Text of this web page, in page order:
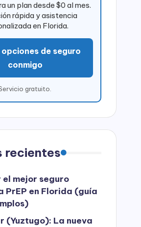
un plan desde $0 al mes.
rápida y asistencia
en Florida.
opciones de seguro
conmigo
gratuito.
recientes
el mejor seguro
PrEP en Florida (guía
(Yuztugo): La nueva